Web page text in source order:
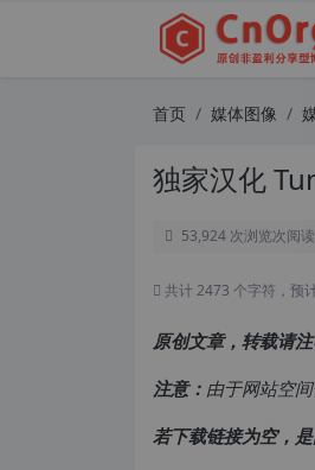
首页 媒体图像
独家汉化
53,924 次浏览次阅读
共计 2473 个字符，预
原创文章，转载请注
注意： 由于网站空
若下载链接为空，